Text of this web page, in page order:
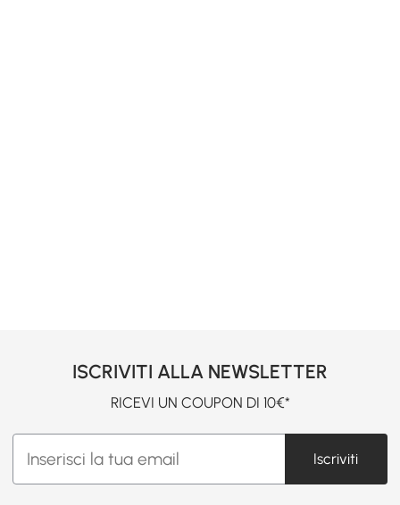
ISCRIVITI ALLA NEWSLETTER
RICEVI UN COUPON DI 10€*
Iscriviti